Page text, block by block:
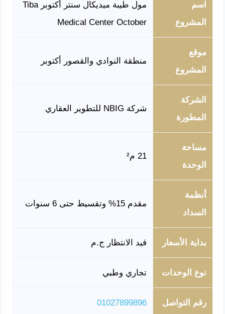
اسم
المشروع
مول طيبة ميديكال سنتر أكتوبر Tiba
Medical Center October
موقع
المشروع
منطقة النوادي والقصور أكتوبر
الشركة
المطورة
شركة NBIG للتطوير العقاري
مساحة
الوحدة
21 م²
أنظمة
السداد
مقدم 15% وتقسيط حتى 6 سنوات
بداية الأسعار قيد الانتظار ج.م
نوع الوحدات تجاري وطبي
رقم التواصل 01027899896